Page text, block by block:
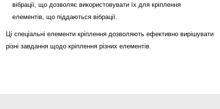
вібрації, що дозволяє використовувати їх для кріплення
елементів, що піддаються вібрації.
Ці спеціальні елементи кріплення дозволяють ефективно вирішувати
різні завдання щодо кріплення різних елементів.